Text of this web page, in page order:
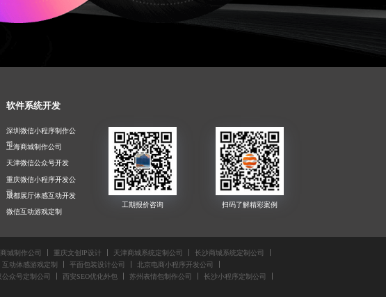
软件系统开发
深圳微信小程序制作公
司
上海商城制作公司
天津微信公众号开发
重庆微信小程序开发公
司
成都展厅体感互动开发
微信互动游戏定制
司南昌微信定制开发公司
杭州网络推广公司
城制作公司 重庆文创IP设计 天津商城系统定制公司
长沙商城系统定制公司
互动体感游戏定制 平面包装设计公司
北京电商小程序开发公司
公众号定制公司 西安SEO优化外包 苏州表情包制作公司
长沙小程序定制公司